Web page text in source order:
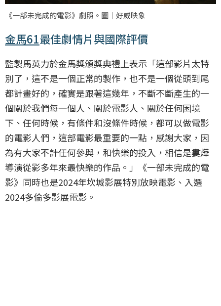
《一部未完成的電影》劇照。圖｜好威映象
金馬61最佳劇情片與國際評價
監製馬英力於金馬獎頒獎典禮上表示「這部影片太特
別了，這不是一個正常的製作，也不是一個從頭到尾
都計畫好的，確實是跟著這幾年，不斷不斷產生的一
個關於我們每一個人、關於電影人、關於任何困境
下、任何時候，有條件和沒條件時候，都可以做電影
的電影人們，這部電影最重要的一點，感謝大家，因
為有大家不計任何參與，和快樂的投入，相信是婁燁
導演從影多年來最快樂的作品。」《一部未完成的電
影》同時也是2024年坎城影展特別放映電影、入選
2024多倫多影展電影。